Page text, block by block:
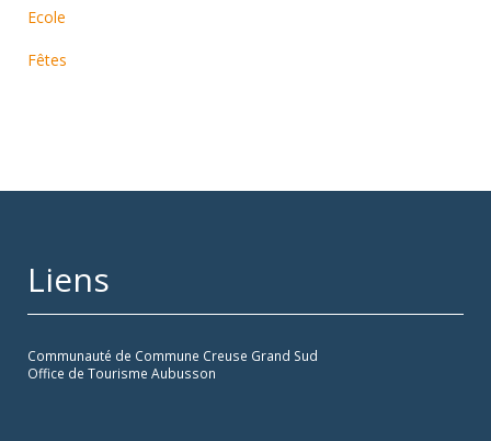
Ecole
Fêtes
Liens
Communauté de Commune Creuse Grand Sud
Office de Tourisme Aubusson